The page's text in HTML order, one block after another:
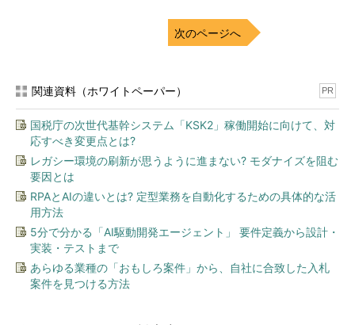
次のページへ
関連資料（ホワイトペーパー） PR
国税庁の次世代基幹システム「KSK2」稼働開始に向けて、対
応すべき変更点とは?
レガシー環境の刷新が思うように進まない? モダナイズを阻む
要因とは
RPAとAIの違いとは? 定型業務を自動化するための具体的な活
用方法
5分で分かる「AI駆動開発エージェント」 要件定義から設計・
実装・テストまで
あらゆる業種の「おもしろ案件」から、自社に合致した入札
案件を見つける方法